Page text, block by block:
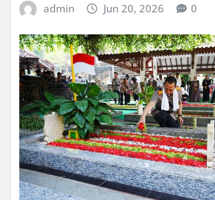
admin Jun 20, 2026 0